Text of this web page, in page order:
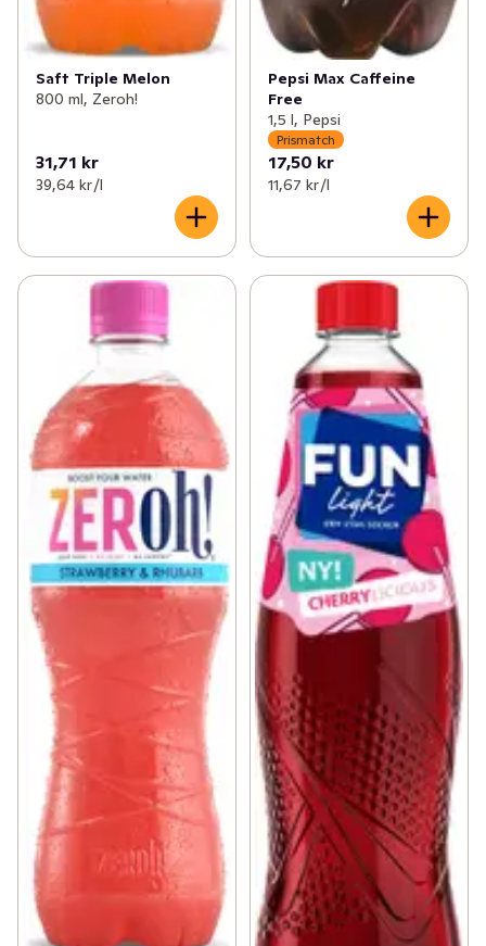
Saft Triple Melon
800 ml, Zeroh!
31,71 kr
39,64 kr /l
Pepsi Max Caffeine
Free
1,5 l, Pepsi
Prismatch
17,50 kr
11,67 kr /l